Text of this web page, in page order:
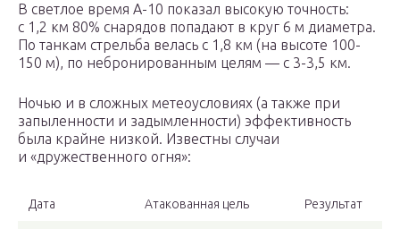
В светлое время А-10 показал высокую точность:
с 1,2 км 80% снарядов попадают в круг 6 м диаметра.
По танкам стрельба велась с 1,8 км (на высоте 100-
150 м), по небронированным целям — с 3-3,5 км.
Ночью и в сложных метеоусловиях (а также при
запыленности и задымленности) эффективность
была крайне низкой. Известны случаи
и «дружественного огня»:
Дата Атакованная цель Результат